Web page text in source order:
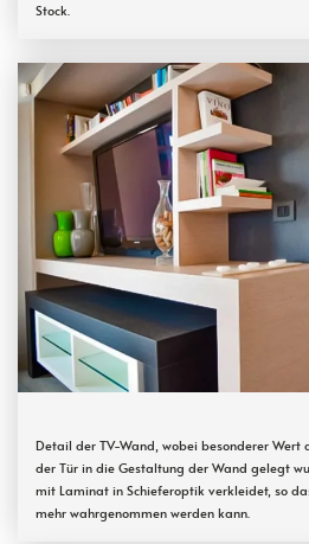
Stock.
Detail der TV-Wand, wobei besonderer
der Tür in die Gestaltung der Wand gelegt
mit Laminat in Schieferoptik verkleidet, so
mehr wahrgenommen werden kann.